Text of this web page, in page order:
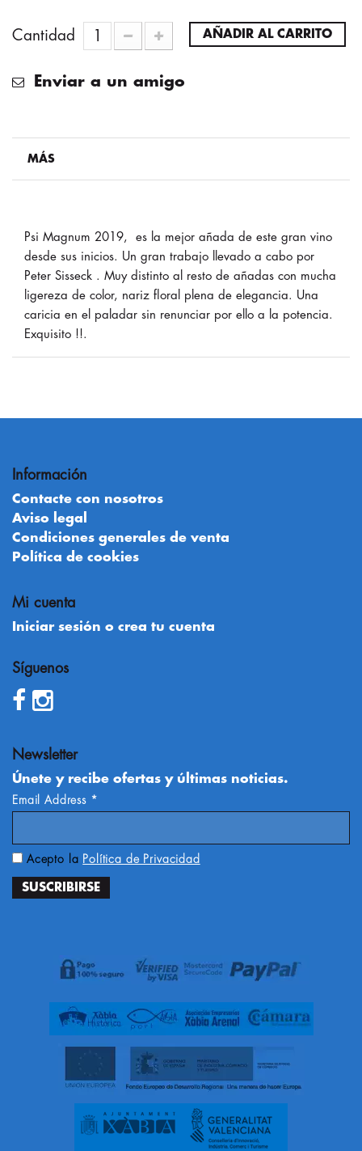
Cantidad AÑADIR AL CARRITO
Enviar a un amigo
MÁS
Psi Magnum 2019, es la mejor añada de este gran vino
desde sus inicios. Un gran trabajo llevado a cabo por
Peter Sisseck . Muy distinto al resto de añadas con mucha
ligereza de color, nariz floral plena de elegancia. Una
caricia en el paladar sin renunciar por ello a la potencia.
Exquisito !!.
Información
Contacte con nosotros
Aviso legal
Condiciones generales de venta
Política de cookies
Mi cuenta
Iniciar sesión o crea tu cuenta
Síguenos
Newsletter
Únete y recibe ofertas y últimas noticias.
Email Address *
Acepto la Política de Privacidad